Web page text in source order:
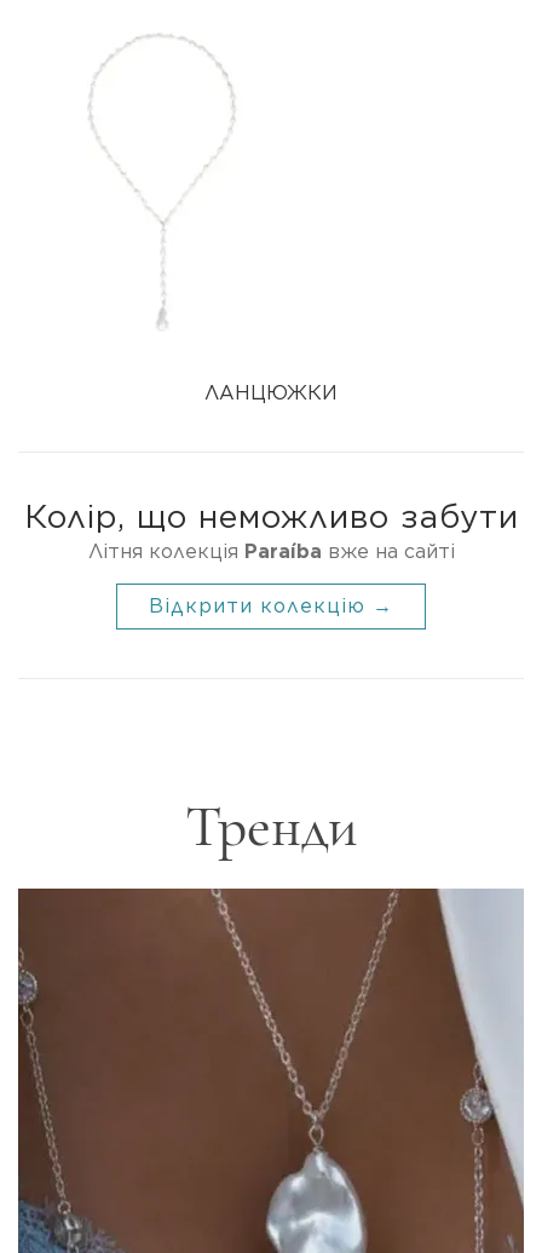
ЛАНЦЮЖКИ
Колір, що неможливо забути
Літня колекція Paraíba вже на сайті
Відкрити колекцію →
Тренди